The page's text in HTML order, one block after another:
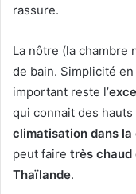
rassure.
La nôtre (la chambre
de bain. Simplicité
important reste l’
qui connait des
climatisation dans la
peut faire très chaud
Thaïlande.